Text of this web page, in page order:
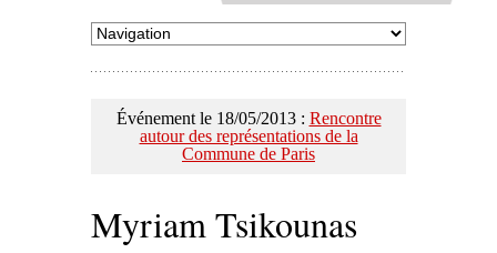
Événement le 18/05/2013 : Rencontre
autour des représentations de la
Commune de Paris
Myriam Tsikounas